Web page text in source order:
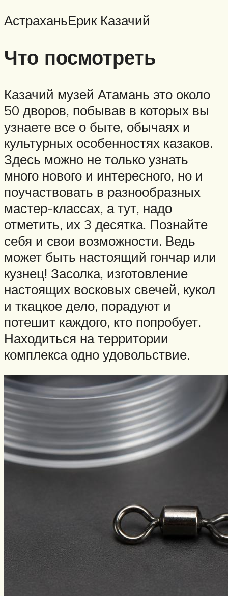
АстраханьЕрик Казачий
Что посмотреть
Казачий музей Атамань это около
50 дворов, побывав в которых вы
узнаете все о быте, обычаях и
культурных особенностях казаков.
Здесь можно не только узнать
много нового и интересного, но и
поучаствовать в разнообразных
мастер-классах, а тут, надо
отметить, их 3 десятка. Познайте
себя и свои возможности. Ведь
может быть настоящий гончар или
кузнец! Засолка, изготовление
настоящих восковых свечей, кукол
и ткацкое дело, порадуют и
потешит каждого, кто попробует.
Находиться на территории
комплекса одно удовольствие.